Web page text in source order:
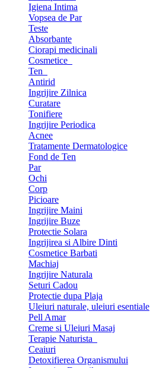
Igiena Intima
Vopsea de Par
Teste
Absorbante
Ciorapi medicinali
Cosmetice
Ten
Antirid
Ingrijire Zilnica
Curatare
Tonifiere
Ingrijire Periodica
Acnee
Tratamente Dermatologice
Fond de Ten
Par
Ochi
Corp
Picioare
Ingrijire Maini
Ingrijire Buze
Protectie Solara
Ingrijirea si Albire Dinti
Cosmetice Barbati
Machiaj
Ingrijire Naturala
Seturi Cadou
Protectie dupa Plaja
Uleiuri naturale, uleiuri esentiale
Pell Amar
Creme si Uleiuri Masaj
Terapie Naturista
Ceaiuri
Detoxifierea Organismului